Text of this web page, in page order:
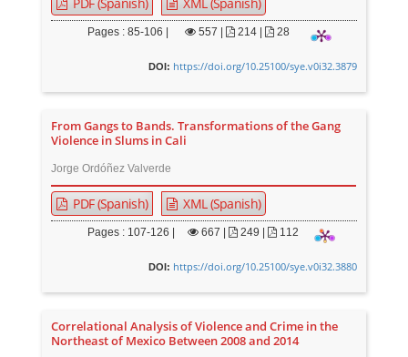
Pages : 85-106 | 557 214 | 28
DOI: https://doi.org/10.25100/sye.v0i32.3879
From Gangs to Bands. Transformations of the Gang
Violence in Slums in Cali
Jorge Ordóñez Valverde
PDF (Spanish) XML (Spanish)
Pages : 107-126 | 667 249 | 112
DOI: https://doi.org/10.25100/sye.v0i32.3880
Correlational Analysis of Violence and Crime in the
Northeast of Mexico Between 2008 and 2014